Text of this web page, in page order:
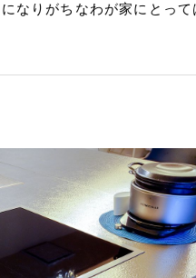
なりがちなわが家にとって